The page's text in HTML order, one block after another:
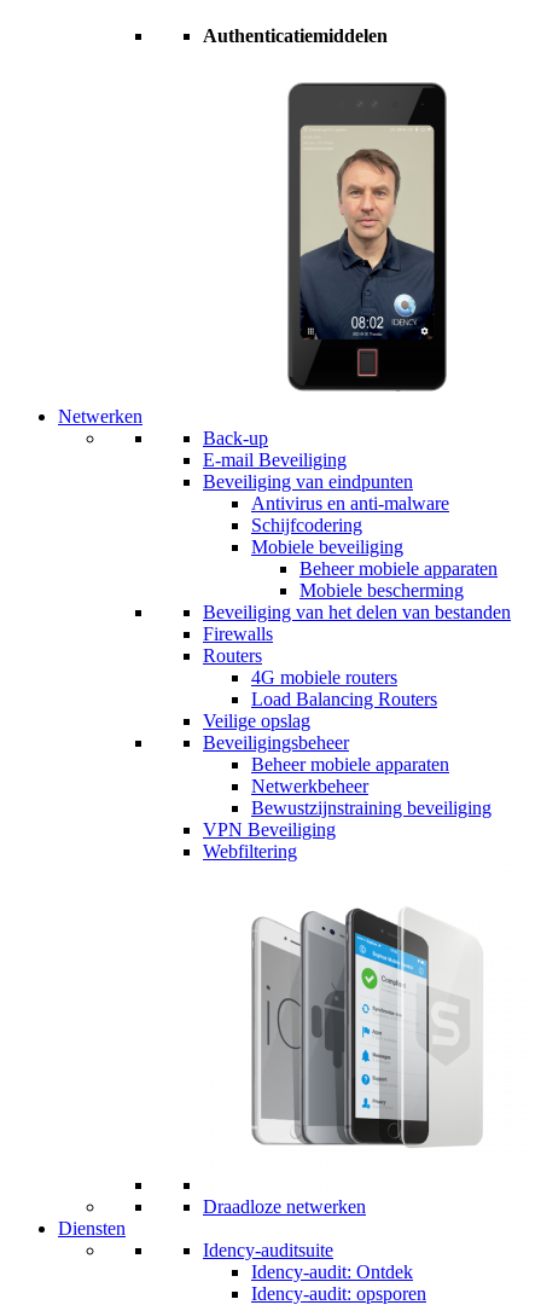
Authenticatiemiddelen
Netwerken
Back-up
E-mail Beveiliging
Beveiliging van eindpunten
Antivirus en anti-malware
Schijfcodering
Mobiele beveiliging
Beheer mobiele apparaten
Mobiele bescherming
Beveiliging van het delen van bestanden
Firewalls
Routers
4G mobiele routers
Load Balancing Routers
Veilige opslag
Beveiligingsbeheer
Beheer mobiele apparaten
Netwerkbeheer
Bewustzijnstraining beveiliging
VPN Beveiliging
Webfiltering
Draadloze netwerken
Diensten
Idency-auditsuite
Idency-audit: Ontdek
Idency-audit: opsporen